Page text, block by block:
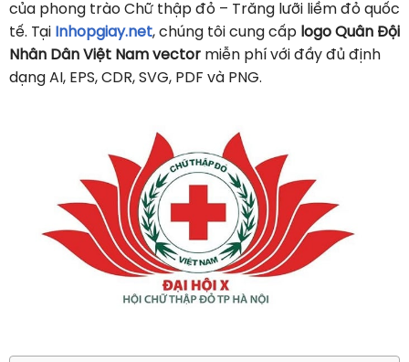
của phong trào Chữ thập đỏ – Trăng lưỡi liềm đỏ quốc
tế. Tại Inhopgiay.net, chúng tôi cung cấp logo Quân Đội
Nhân Dân Việt Nam vector miễn phí với đầy đủ định
dạng AI, EPS, CDR, SVG, PDF và PNG.